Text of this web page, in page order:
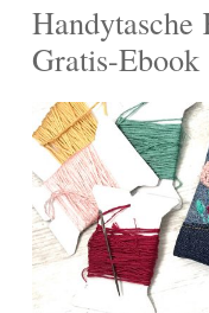
Gratis-Ebook